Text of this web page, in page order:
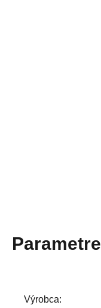
Parametre
Výrobca: